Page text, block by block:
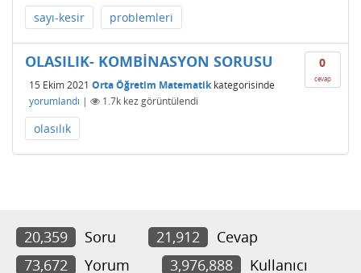
sayı-kesir problemleri
0
cevap
OLASILIK- KOMBİNASYON SORUSU
15 Ekim 2021 Orta Öğretim Matematikkategorisinde
yorumlandı | 1.7k kez görüntülendi
olasılık
20,359 Soru 21,912
Cevap
73,672
Yorum 3,976,888 Kullanıcı